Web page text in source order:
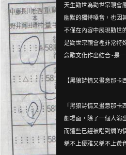
天生勸世為勸世宗親會
幽默的獨特嗓音，也因
不僅在內容中展現勸世
是勸世宗親會裡非常特
念歌文化作出結合~是
【黑狼詩情又畫意那
「黑狼詩情又畫意那
劇場面，除了一個人演
而這些已經被唱到爛的
稱不上優雅又稱不上黃